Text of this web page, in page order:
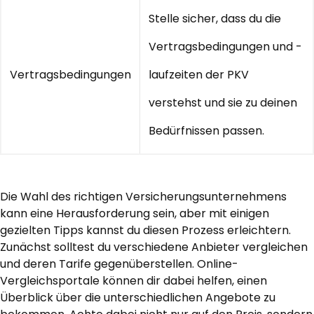
Vertragsbedingungen
Stelle sicher, dass du die
Vertragsbedingungen und -
laufzeiten der PKV
verstehst und sie zu deinen
Bedürfnissen passen.
Die Wahl des richtigen Versicherungsunternehmens
kann eine Herausforderung sein, aber mit einigen
gezielten Tipps kannst du diesen Prozess erleichtern.
Zunächst solltest du verschiedene Anbieter vergleichen
und deren Tarife gegenüberstellen. Online-
Vergleichsportale können dir dabei helfen, einen
Überblick über die unterschiedlichen Angebote zu